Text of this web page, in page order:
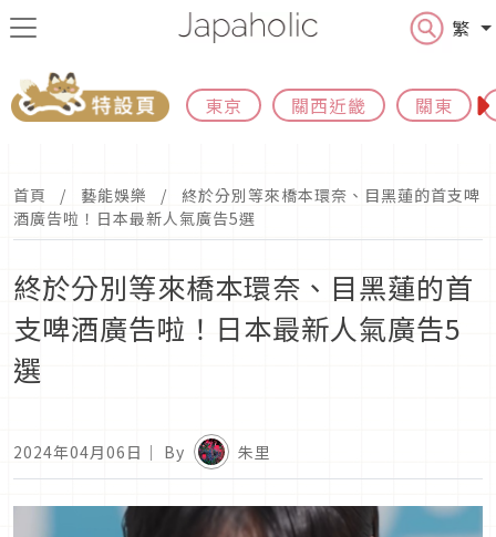
繁
東京 關西近畿 關東
首頁 藝能娛樂
終於分別等來橋本環奈、目黑蓮的首支啤
酒廣告啦！日本最新人氣廣告5選
終於分別等來橋本環奈、目黑蓮的首
支啤酒廣告啦！日本最新人氣廣告5
選
2024年04月06日 ｜ By 朱里